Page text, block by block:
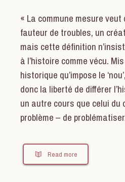
« La commune mesure
fauteur de troubles, un
mais cette définition
à l’histoire comme vécu.
historique qu’impose le
donc la liberté de différer
un autre cours que celui du
problème – de
Read more